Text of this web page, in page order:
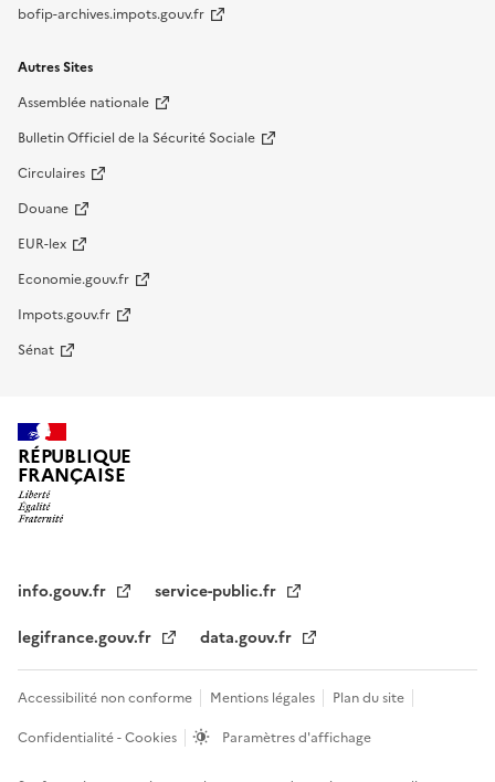
bofip-archives.impots.gouv.fr
Autres Sites
Assemblée nationale
Bulletin Officiel de la Sécurité Sociale
Circulaires
Douane
EUR-lex
Economie.gouv.fr
Impots.gouv.fr
Sénat
RÉPUBLIQUE
FRANÇAISE
info.gouv.fr
service-public.fr
legifrance.gouv.fr
data.gouv.fr
Accessibilité non conforme Mentions légales
Plan du site
Confidentialité - Cookies
Paramètres d'affichage